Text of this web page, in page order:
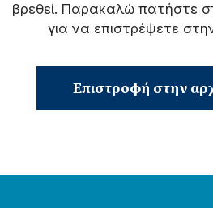
βρεθεί. Παρακαλώ πατήστε
για να επιστρέψετε
Επιστροφή στην